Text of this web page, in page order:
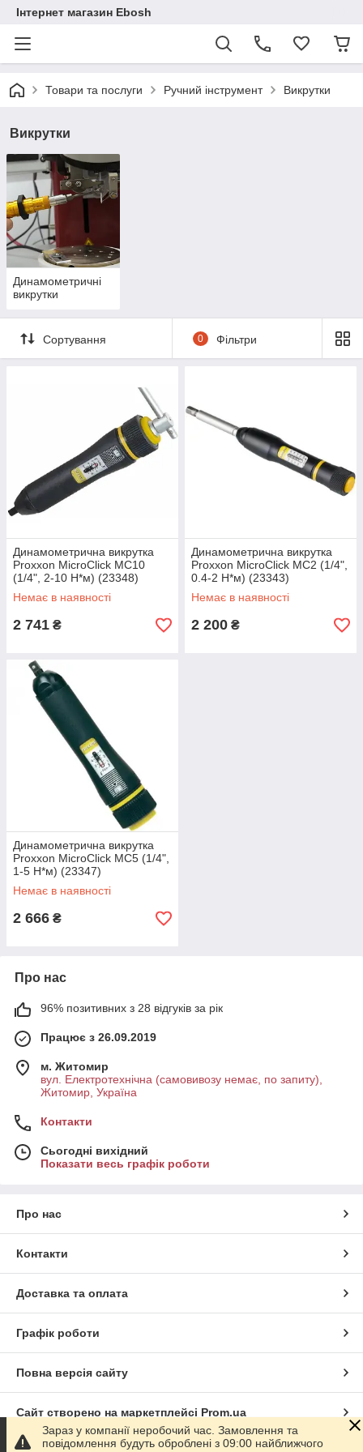
Інтернет магазин Ebosh
Товари та послуги Ручний інструмент Викрутки
Викрутки
Динамометричні
викрутки
Сортування 0 Фільтри
Динамометрична викрутка
Proxxon MicroClick MC10
(1/4", 2-10 Н*м) (23348)
Немає в наявності
2 741 ₴
Динамометрична викрутка
Proxxon MicroClick MC2 (1/4",
0.4-2 Н*м) (23343)
Немає в наявності
2 200 ₴
Динамометрична викрутка
Proxxon MicroClick MC5 (1/4",
1-5 Н*м) (23347)
Немає в наявності
2 666 ₴
Про нас
96% позитивних з 28 відгуків за рік
Працює з 26.09.2019
м. Житомир
вул. Електротехнічна (самовивозу немає, по запиту),
Житомир, Україна
Контакти
Сьогодні вихідний
Показати весь графік роботи
Про нас
Контакти
Доставка та оплата
Графік роботи
Повна версія сайту
Сайт створено на маркетплейсі Prom.ua
Зараз у компанії неробочий час. Замовлення та
повідомлення будуть оброблені з 09:00 найближчого